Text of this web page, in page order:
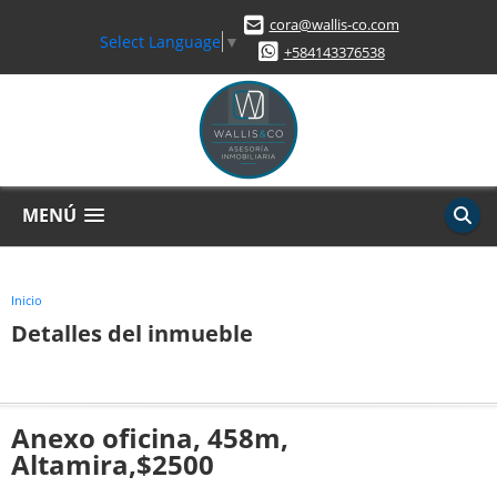
Select Language ▼
cora@wallis-co.com
+584143376538
MENÚ
Inicio
Detalles del inmueble
Anexo oficina, 458m,
Altamira,$2500